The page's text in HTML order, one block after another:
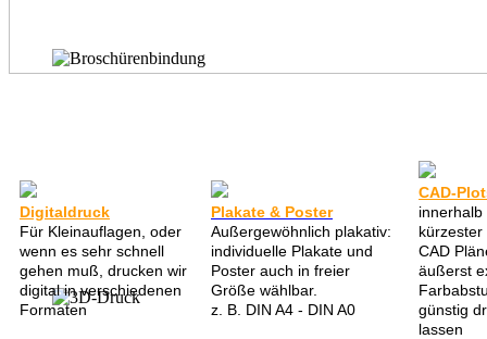
Digitaldruck
Für Kleinauflagen, oder
wenn es sehr schnell
gehen muß, drucken wir
digital in verschiedenen
Formaten
Plakate & Poster
Außergewöhnlich plakativ:
individuelle Plakate und
Poster auch in freier
Größe wählbar.
z. B. DIN A4 - DIN A0
CAD-
innerhalb
kürzester
CAD
äußerst
günstig
lassen